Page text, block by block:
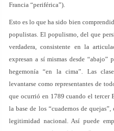
Francia “periférica”).
Esto es lo que ha sido bien
populistas. El populismo, del que
verdadera, consistente en la
expresan a sí mismas desde “abajo”
hegemonía “en la cima”. Las
levantarse como representantes de
que ocurrió en 1789 cuando el tercer
la base de los “cuadernos de
legitimidad nacional. Así puede